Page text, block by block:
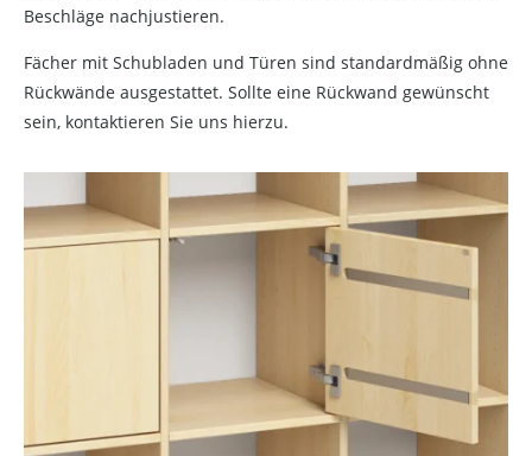
Beschläge nachjustieren.
Fächer mit Schubladen und Türen sind standardmäßig ohne
Rückwände ausgestattet. Sollte eine Rückwand gewünscht
sein, kontaktieren Sie uns hierzu.